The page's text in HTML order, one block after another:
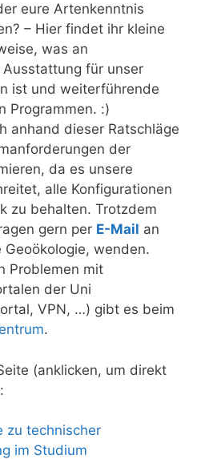
eure Artenkenntnis
– Hier findet ihr kleine
was an
für unser
ist und weiterführende
Programmen. :)
anhand dieser Ratschläge
der
da es unsere
alle Konfigurationen
zu behalten. Trotzdem
gern per E-Mail an
Geoökologie, wenden.
Problemen mit
der Uni
VPN, …) gibt es beim
.
(anklicken, um direkt
zu technischer
im Studium